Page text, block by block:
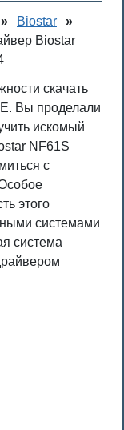
» Biostar
»
Biostar
скачать
Вы проделали
искомый
NF61S
с
этого
системами
система